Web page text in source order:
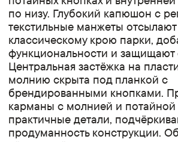
по низу. Глубокий капюшон с
текстильные манжеты отсылают
классическому крою парки,
функциональности и защищают
Центральная застёжка на
молнию скрыта под планкой с
брендированными кнопками.
карманы с молнией и
практичные детали,
продуманность конструкции.